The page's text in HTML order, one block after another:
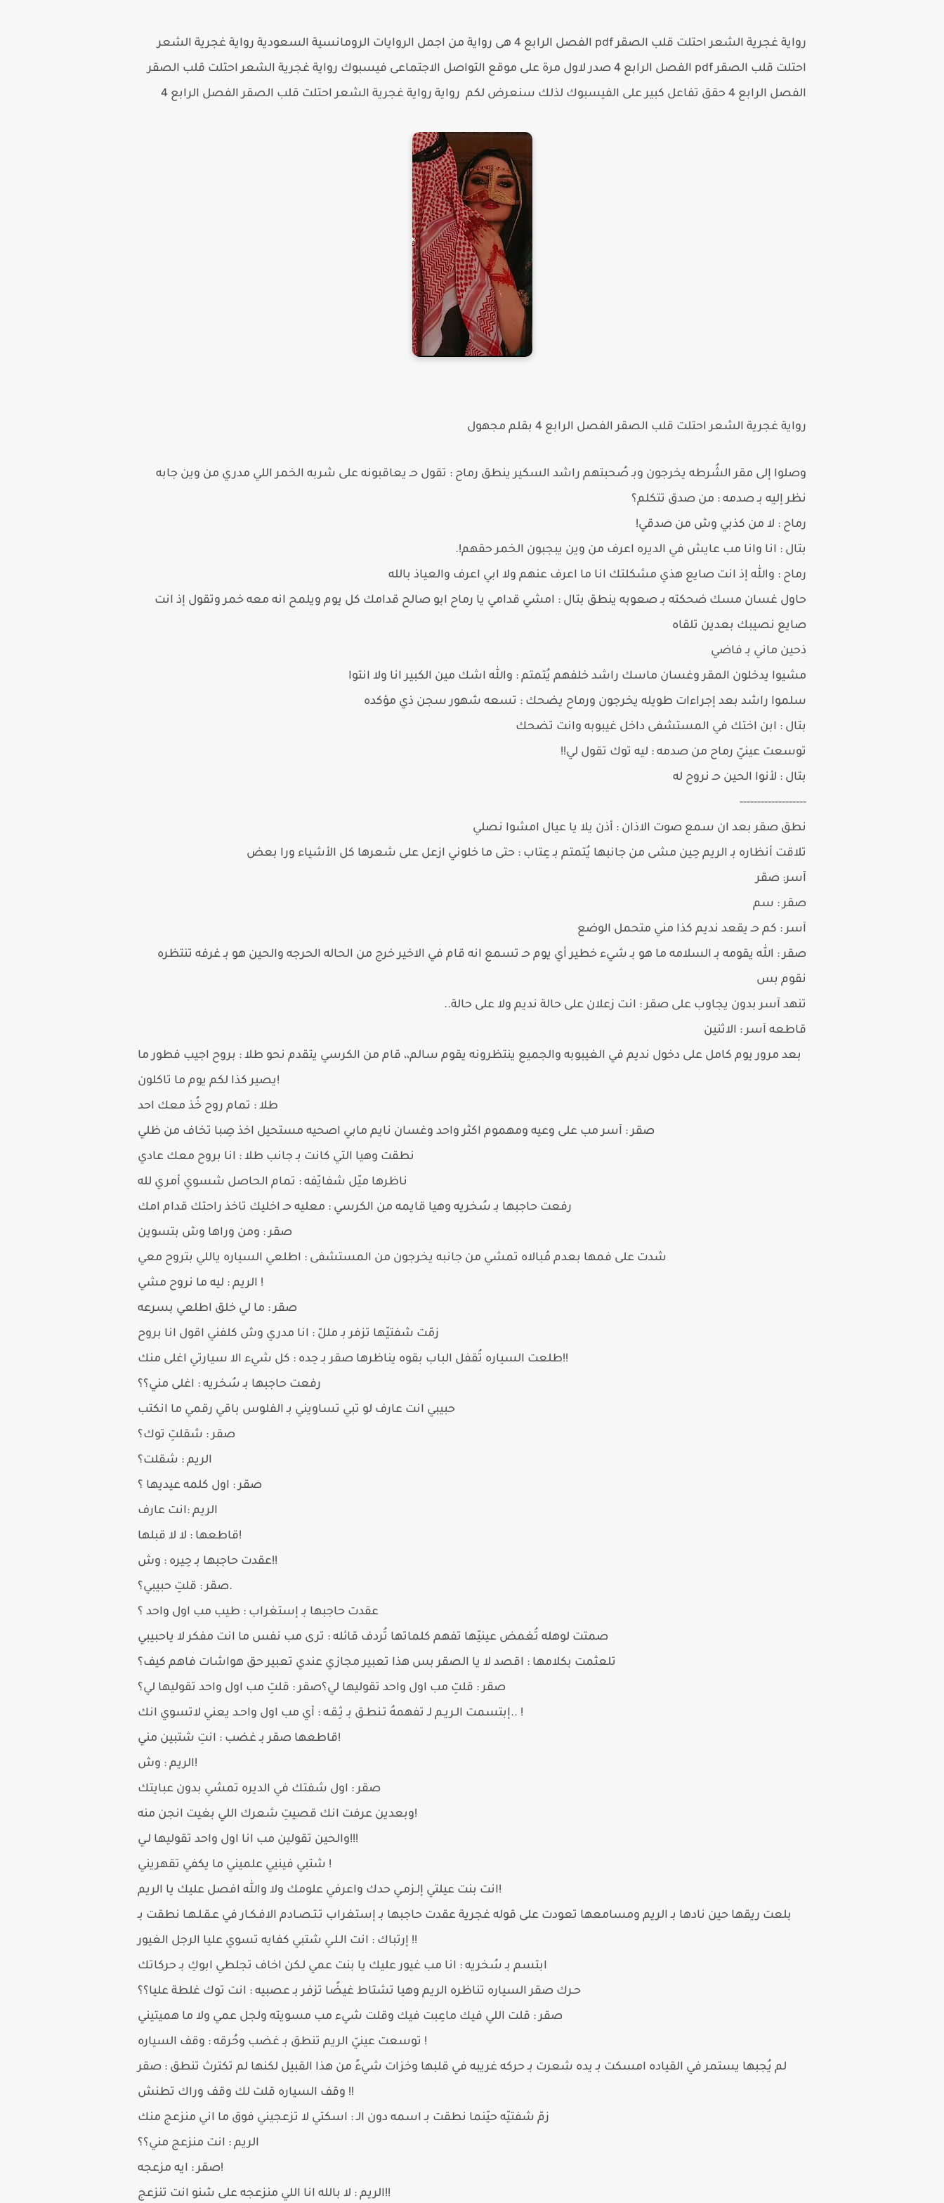
رواية غجرية الشعر احتلت قلب الصقر pdf الفصل الرابع 4 هى رواية من اجمل الروايات الرومانسية السعودية رواية غجرية الشعر
احتلت قلب الصقر pdf الفصل الرابع 4 صدر لاول مرة على موقع التواصل الاجتماعى فيسبوك رواية غجرية الشعر احتلت قلب الصقر
الفصل الرابع 4 حقق تفاعل كبير على الفيسبوك لذلك سنعرض لكم
رواية رواية غجرية الشعر احتلت قلب الصقر الفصل الرابع 4
رواية غجرية الشعر احتلت قلب الصقر الفصل الرابع 4 بقلم مجهول
وصلوا إلى مقر الشُرطه يخرجون وبـ صُحبتهم راشد السكير ينطق رماح : تقول حـ يعاقبونه على شربه الخمر اللي مدري من وين جابه
نظر إليه بـ صدمه : من صدق تتكلم؟
رماح : لا من كذبي وش من صدقي!
بتال : انا وانا مب عايش في الديره اعرف من وين يبجبون الخمر حقهم!.
رماح : والله إذ انت صايع هذي مشكلتك انا ما اعرف عنهم ولا ابي اعرف والعياذ بالله
حاول غسان مسك ضحكته بـ صعوبه ينطق بتال : امشي قدامي يا رماح ابو صالح قدامك كل يوم ويلمح انه معه خمر وتقول إذ انت
صايع نصيبك بعدين تلقاه
ذحين ماني بـ فاضي
مشيوا يدخلون المقر وغسان ماسك راشد خلفهم يُتمتم : والله اشك مين الكبير انا ولا انتوا
سلموا راشد بعد إجراءات طويله يخرجون ورماح يضحك : تسعه شهور سجن ذي مؤكده
بتال : ابن اختك في المستشفى داخل غيبوبه وانت تضحك
توسعت عينيّ رماح من صدمه : ليه توك تقول لي!!
بتال : لأنوا الحين حـ نروح له
-------------------
نطق صقر بعد ان سمع صوت الاذان : أذن يلا يا عيال امشوا نصلي
تلاقت أنظاره بـ الريم حِين مشى من جانبها يُتمتم بـ عِتاب : حتى ما خلوني ازعل على شعرها كل الأشياء ورا بعض
آسر: صقر
صقر : سم
آسر : كم حـ يقعد نديم كذا مني متحمل الوضع
صقر : الله يقومه بـ السلامه ما هو بـ شيء خطير أي يوم حـ تسمع انه قام في الاخير خرج من الحاله الحرجه والحين هو بـ غرفه تنتظره
نقوم بس
تنهد آسر بدون يجاوب على صقر : انت زعلان على حالة نديم ولا على حالة..
قاطعه آسر : الاثنين
بعد مرور يوم كامل على دخول نديم في الغيبوبه والجميع ينتظرونه يقوم سالم،، قام من الكرسي يتقدم نحو طلا : بروح اجيب فطور ما
يصير كذا لكم يوم ما تاكلون!
طلا : تمام روح خُذ معك احد
صقر : آسر مب على وعيه ومهموم اكثر واحد وغسان نايم مابي اصحيه مستحيل اخذ صِبا تخاف من ظلي
نطقت وهيا التي كانت بـ جانب طلا : انا بروح معك عادي
ناظرها ميّل شفايّفه : تمام الحاصل شسوي أمري لله
رفعت حاجبها بـ سُخريه وهيا قايمه من الكرسي : معليه حـ اخليك تاخذ راحتك قدام امك
صقر : ومن وراها وش بتسوين
شدت على فمها بعدم مُبالاه تمشي من جانبه يخرجون من المستشفى : اطلعي السياره ياللي بتروح معي
الريم : ليه ما نروح مشي !
صقر : ما لي خلق اطلعي بسرعه
زمّت شفتيّها تزفر بـ مللّ : انا مدري وش كلفني اقول انا بروح
طلعت السياره تُقفل الباب بقوه يناظرها صقر بـ حِده : كل شيء الا سيارتي اغلى منك!!
رفعت حاجبها بـ سُخريه : اغلى مني؟؟
حبيبي انت عارف لو تبي تساويني بـ الفلوس باقي رقمي ما انكتب
صقر : شقلتِ توك؟
الريم : شقلت؟
صقر : اول كلمه عيديها ؟
الريم :انت عارف
قاطعها : لا لا قبلها!
عقدت حاجبها بـ حِيره : وش!!
صقر : قلتِ حبيبي؟.
عقدت حاجبها بـ إستغراب : طيب مب اول واحد ؟
صمتت لوهله تُغمض عينيّها تفهم كلماتها تُردف قائله : ترى مب نفس ما انت مفكر لا ياحبيبي
تلعثمت بكلامها : اقصد لا يا الصقر بس هذا تعبير مجازي عندي تعبير حق هواشات فاهم كيف؟
صقر : قلتِ مب اول واحد تقوليها لي؟صقر : قلتِ مب اول واحد تقوليها لي؟
إبتسمت الـريـم لـ تفهمهُ تـنطـق بـ ثِـقـه : أي مب اول واحـد يعني لاتسوي انك.. !
قاطعها صقر بـ غضب : انتِ شتبين مني!
الريم : وش!
صقر : اول شفتك في الديره تمشي بدون عبايتك
وبعدين عرفت انك قصيتِ شعرك اللي بغيت انجن منه!
والحين تقولين مب انا اول واحد تقوليها لـي!!!
شتبي فينيي علميني ما يكفي تقهريني !
انت بنت عيلتي إلـزمـي حدك واعرفي علومك ولا والله افصل عليك يا الريم!
بلعت ريقها حين نادها بـ الريم ومسامعها تعودت على قوله غجرية عقدت حاجبها بـ إستغراب تـتـصـادم الافـكـار في عـقـلـهـا نطقت بـ
إرتباك : انت الـلـي شتبي كفايه تسوي عليا الرجل الغيور !!
ابتسم بـ سُخريه : انا مب غيور عليك يا بنت عمي لـكن اخاف تجلطي ابوكِ بـ حركاتك
حـرك صقر السياره تناظره الريم وهيا تشتاط غيضًا تزفر بـ عصبيه : انت توك غلطة عليا؟؟
صقر : قلت اللي فيك ماعِبت فيك وقلت شيء مب مسويته ولجل عمي ولا ما هميتيني
توسعت عينيّ الريم تنطق بـ غضب وحُرقه : وقف السياره !
لم يُجبها يستمر في القياده امسكت بـ يده شعرت بـ حركه غريبه في قلبها وخزات شيءً من هذا القبيل لكنها لم تكترث تنطق : صقر
وقف السياره قلت لك وقف وراك تطنش !!
زمّ شفتيّه حيّنما نطقت بـ اسمه دون الـ : اسكتي لا تزعجيني فوق ما اني منزعج منك
الريم : انت منزعج مني؟؟
صقر : ايه مزعجه!
الريم : لا بالله انا اللي منزعجه على شنو انت تنزعج!!